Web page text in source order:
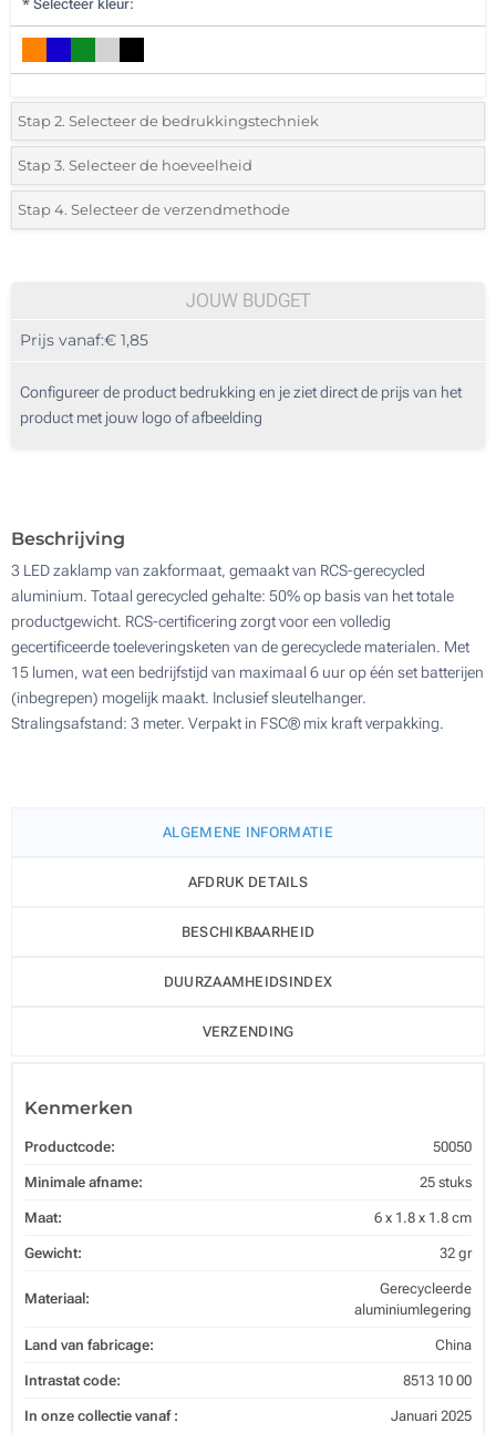
* Selecteer kleur:
Stap 2. Selecteer de bedrukkingstechniek
*Selecteer de bedrukking en kleuren van het logo:
1 Kleur (Aan een kant)
3 Kleuren (Aan een kant)
Lasergraveren (Aan een kant)
Stap 3. Selecteer de hoeveelheid
*Selecteer uit de lijst of voeg het gewenste aantal in
50
250
Stap 4. Selecteer de verzendmethode
JOUW BUDGET
Prijs vanaf:€ 1,85
Configureer de product bedrukking en je ziet direct de prijs van het
product met jouw logo of afbeelding
Beschrijving
3 LED zaklamp van zakformaat, gemaakt van RCS-gerecycled
aluminium. Totaal gerecycled gehalte: 50% op basis van het totale
productgewicht. RCS-certificering zorgt voor een volledig
gecertificeerde toeleveringsketen van de gerecyclede materialen. Met
15 lumen, wat een bedrijfstijd van maximaal 6 uur op één set batterijen
(inbegrepen) mogelijk maakt. Inclusief sleutelhanger.
Stralingsafstand: 3 meter. Verpakt in FSC® mix kraft verpakking.
ALGEMENE INFORMATIE
AFDRUK DETAILS
BESCHIKBAARHEID
DUURZAAMHEIDSINDEX
VERZENDING
Kenmerken
Productcode: 50050
Minimale afname: 25 stuks
Maat: 6 x 1.8 x 1.8 cm
Gewicht: 32 gr
Materiaal:
Gerecycleerde
aluminiumlegering
Land van fabricage: China
Intrastat code: 8513 10 00
In onze collectie vanaf : Januari 2025